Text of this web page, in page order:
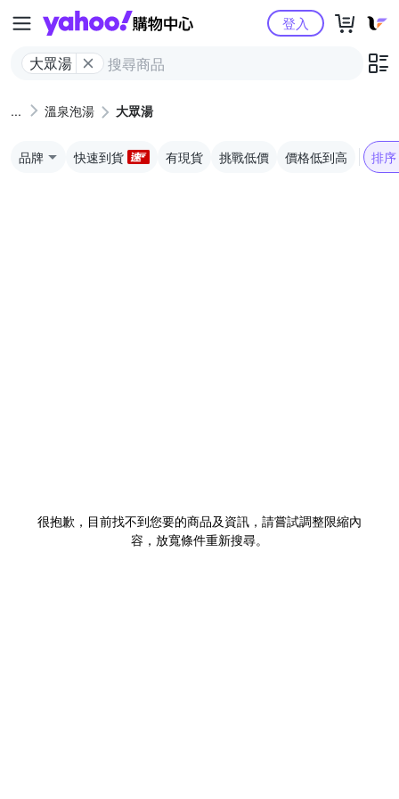
Yahoo購物中心
大眾湯
登入
溫泉泡湯 大眾湯
品牌 快速到貨 有現貨 挑戰低價 價格低到高 排序
很抱歉，目前找不到您要的商品及資訊，請嘗試調整限縮內
容，放寬條件重新搜尋。